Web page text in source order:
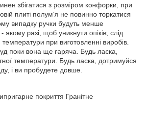
збігатися з розміром конфорки, при
плиті полум’я не повинно торкатися
випадку ручки будуть менше
якому разі, щоб уникнути опіків, слід
температури при виготовленні виробів.
поки вона ще гаряча. Будь ласка,
температури. Будь ласка, дотримуйся
і ви пробудете довше.
покриття Гранітне